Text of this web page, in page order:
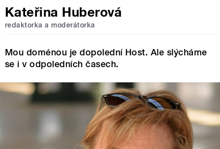
Kateřina Huberová
redaktorka a moderátorka
Mou doménou je dopolední Host. Ale slýcháme
se i v odpoledních časech.